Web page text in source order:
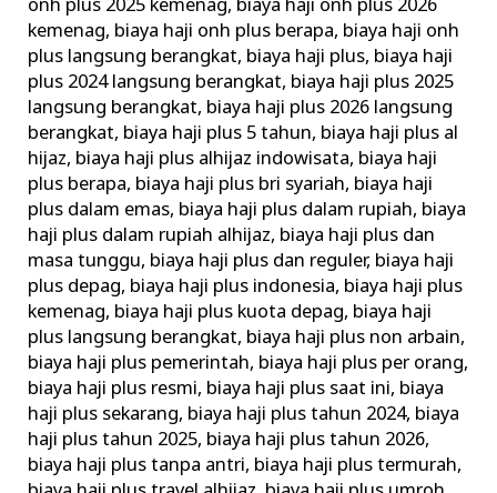
onh plus 2025 kemenag, biaya haji onh plus 2026
kemenag, biaya haji onh plus berapa, biaya haji onh
plus langsung berangkat, biaya haji plus, biaya haji
plus 2024 langsung berangkat, biaya haji plus 2025
langsung berangkat, biaya haji plus 2026 langsung
berangkat, biaya haji plus 5 tahun, biaya haji plus al
hijaz, biaya haji plus alhijaz indowisata, biaya haji
plus berapa, biaya haji plus bri syariah, biaya haji
plus dalam emas, biaya haji plus dalam rupiah, biaya
haji plus dalam rupiah alhijaz, biaya haji plus dan
masa tunggu, biaya haji plus dan reguler, biaya haji
plus depag, biaya haji plus indonesia, biaya haji plus
kemenag, biaya haji plus kuota depag, biaya haji
plus langsung berangkat, biaya haji plus non arbain,
biaya haji plus pemerintah, biaya haji plus per orang,
biaya haji plus resmi, biaya haji plus saat ini, biaya
haji plus sekarang, biaya haji plus tahun 2024, biaya
haji plus tahun 2025, biaya haji plus tahun 2026,
biaya haji plus tanpa antri, biaya haji plus termurah,